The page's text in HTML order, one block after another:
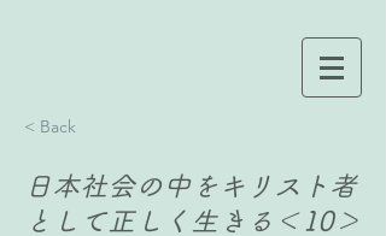
< Back
日本社会の中をキリスト者
として正しく生きる＜10＞